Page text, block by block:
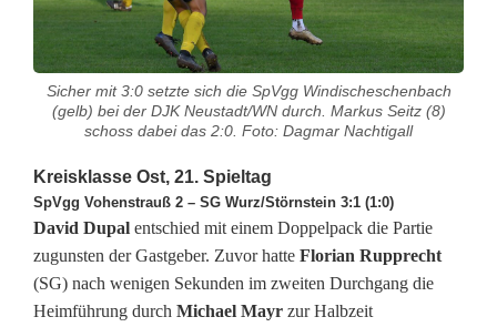
k
l
s
e
O
s
Sicher mit 3:0 setzte sich die SpVgg Windischeschenbach
(gelb) bei der DJK Neustadt/WN durch. Markus Seitz (8)
schoss dabei das 2:0. Foto: Dagmar Nachtigall
Kreisklasse Ost, 21. Spieltag
SpVgg Vohenstrauß 2 – SG Wurz/Störnstein 3:1 (1:0)
David Dupal entschied mit einem Doppelpack die Partie
zugunsten der Gastgeber. Zuvor hatte Florian Rupprecht
(SG) nach wenigen Sekunden im zweiten Durchgang die
Heimführung durch Michael Mayr zur Halbzeit